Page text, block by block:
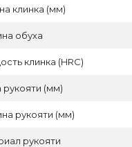
клинка (мм)
обуха
клинка (HRC)
рукояти (мм)
рукояти (мм)
рукояти